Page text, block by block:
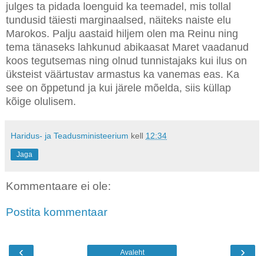
julges ta pidada loenguid ka teemadel, mis tollal
tundusid täiesti marginaalsed, näiteks naiste elu
Marokos. Palju aastaid hiljem olen ma Reinu ning
tema tänaseks lahkunud abikaasat Maret vaadanud
koos tegutsemas ning olnud tunnistajaks kui ilus on
üksteist väärtustav armastus ka vanemas eas. Ka
see on õppetund ja kui järele mõelda, siis küllap
kõige olulisem.
Haridus- ja Teadusministeerium kell 12:34
Jaga
Kommentaare ei ole:
Postita kommentaar
‹ ›
Avaleht